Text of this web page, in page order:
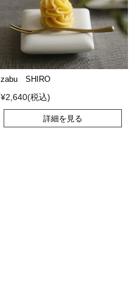
zabu SHIRO
¥2,640(税込)
詳細を見る